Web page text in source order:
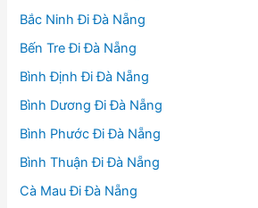
Bắc Ninh Đi Đà Nẵng
Bến Tre Đi Đà Nẵng
Bình Định Đi Đà Nẵng
Bình Dương Đi Đà Nẵng
Bình Phước Đi Đà Nẵng
Bình Thuận Đi Đà Nẵng
Cà Mau Đi Đà Nẵng